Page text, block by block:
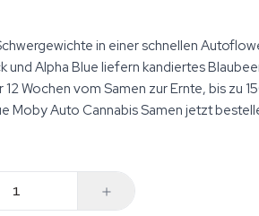
in einer schnellen
und Alpha Blue liefern kandiertes
12 Wochen vom Samen zur Ernte, bis zu
Moby Auto Cannabis Samen jetzt